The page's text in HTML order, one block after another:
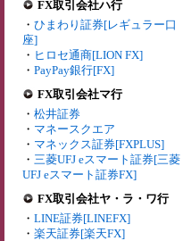
FX取引会社ハ行
・ ひまわり証券[レギュラー口
座]
・ ヒロセ通商[LION FX]
・ PayPay銀行[FX]
FX取引会社マ行
・ 松井証券
・ マネースクエア
・ マネックス証券[FXPLUS]
・ 三菱UFJ eスマート証券[三菱
UFJ eスマート証券FX]
FX取引会社ヤ・ラ・ワ行
・ LINE証券[LINEFX]
・ 楽天証券[楽天FX]